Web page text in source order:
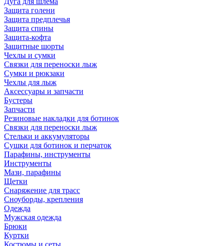
Защита голени
Защита предплечья
Защита спины
Защита-кофта
Защитные шорты
Чехлы и сумки
Связки для переноски лыж
Сумки и рюкзаки
Чехлы для лыж
Аксессуары и запчасти
Бустеры
Запчасти
Резиновые накладки для ботинок
Связки для переноски лыж
Стельки и аккумуляторы
Сушки для ботинок и перчаток
Парафины, инструменты
Инструменты
Мази, парафины
Щетки
Снаряжение для трасс
Сноуборды, крепления
Одежда
Мужская одежда
Брюки
Куртки
Костюмы и сеты